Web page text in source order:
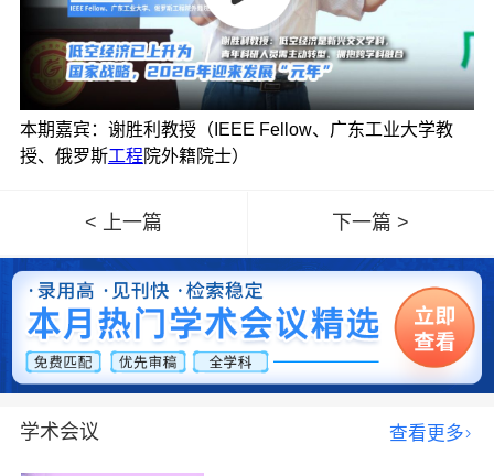
本期嘉宾：谢胜利教授（IEEE Fellow、广东工业大学教
授、俄罗斯工程 院外籍院士）
< 上一篇 下一篇 >
学术会议 查看更多